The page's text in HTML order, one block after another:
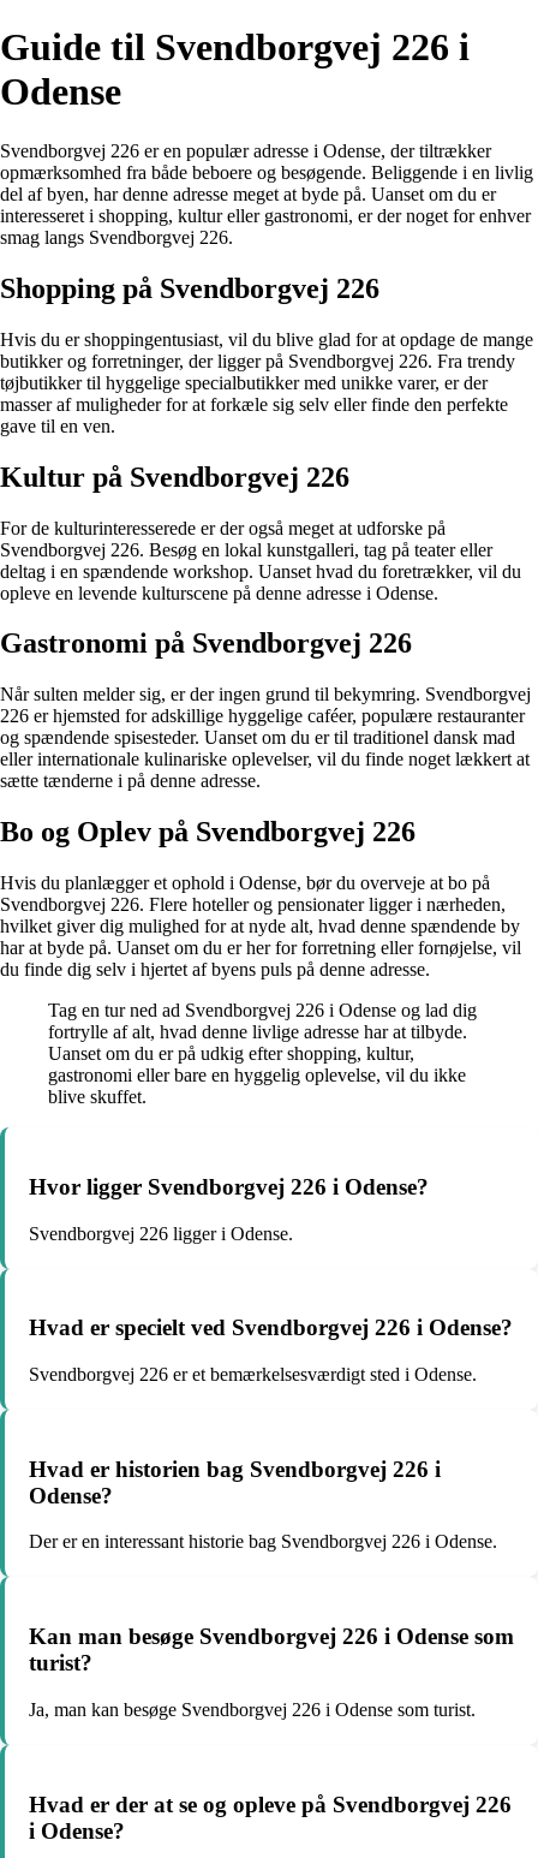
Guide til Svendborgvej 226 i
Odense
Svendborgvej 226 er en populær adresse i Odense, der tiltrækker
opmærksomhed fra både beboere og besøgende. Beliggende i en livlig
del af byen, har denne adresse meget at byde på. Uanset om du er
interesseret i shopping, kultur eller gastronomi, er der noget for enhver
smag langs Svendborgvej 226.
Shopping på Svendborgvej 226
Hvis du er shoppingentusiast, vil du blive glad for at opdage de mange
butikker og forretninger, der ligger på Svendborgvej 226. Fra trendy
tøjbutikker til hyggelige specialbutikker med unikke varer, er der
masser af muligheder for at forkæle sig selv eller finde den perfekte
gave til en ven.
Kultur på Svendborgvej 226
For de kulturinteresserede er der også meget at udforske på
Svendborgvej 226. Besøg en lokal kunstgalleri, tag på teater eller
deltag i en spændende workshop. Uanset hvad du foretrækker, vil du
opleve en levende kulturscene på denne adresse i Odense.
Gastronomi på Svendborgvej 226
Når sulten melder sig, er der ingen grund til bekymring. Svendborgvej
226 er hjemsted for adskillige hyggelige caféer, populære restauranter
og spændende spisesteder. Uanset om du er til traditionel dansk mad
eller internationale kulinariske oplevelser, vil du finde noget lækkert at
sætte tænderne i på denne adresse.
Bo og Oplev på Svendborgvej 226
Hvis du planlægger et ophold i Odense, bør du overveje at bo på
Svendborgvej 226. Flere hoteller og pensionater ligger i nærheden,
hvilket giver dig mulighed for at nyde alt, hvad denne spændende by
har at byde på. Uanset om du er her for forretning eller fornøjelse, vil
du finde dig selv i hjertet af byens puls på denne adresse.
Tag en tur ned ad Svendborgvej 226 i Odense og lad dig
fortrylle af alt, hvad denne livlige adresse har at tilbyde.
Uanset om du er på udkig efter shopping, kultur,
gastronomi eller bare en hyggelig oplevelse, vil du ikke
blive skuffet.
Hvor ligger Svendborgvej 226 i Odense?
Svendborgvej 226 ligger i Odense.
Hvad er specielt ved Svendborgvej 226 i Odense?
Svendborgvej 226 er et bemærkelsesværdigt sted i Odense.
Hvad er historien bag Svendborgvej 226 i
Odense?
Der er en interessant historie bag Svendborgvej 226 i Odense.
Kan man besøge Svendborgvej 226 i Odense som
turist?
Ja, man kan besøge Svendborgvej 226 i Odense som turist.
Hvad er der at se og opleve på Svendborgvej 226
i Odense?